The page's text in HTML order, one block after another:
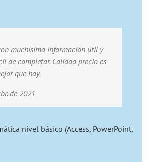
muchísima información útil y
de completar. Calidad precio es
que hay.
de 2021
nivel básico (Access, PowerPoint,